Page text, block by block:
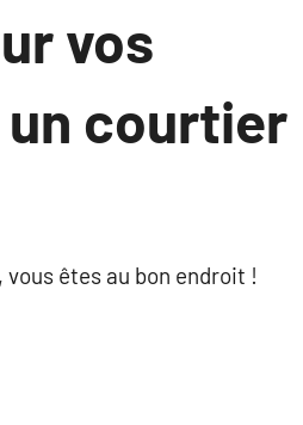
vos
un courtier
êtes au bon endroit !